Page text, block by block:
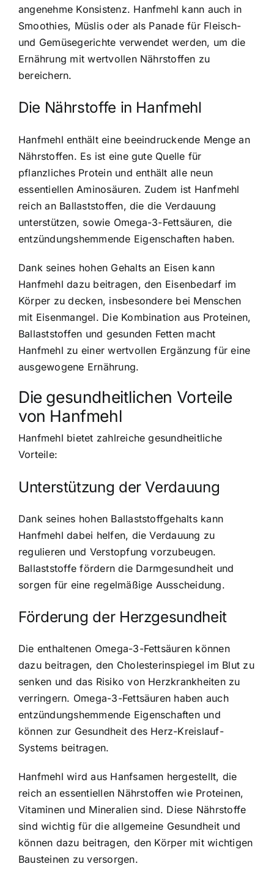
angenehme Konsistenz. Hanfmehl kann auch in
Smoothies, Müslis oder als Panade für Fleisch-
und Gemüsegerichte verwendet werden, um die
Ernährung mit wertvollen Nährstoffen zu
bereichern.
Die Nährstoffe in Hanfmehl
Hanfmehl enthält eine beeindruckende Menge an
Nährstoffen. Es ist eine gute Quelle für
pflanzliches Protein und enthält alle neun
essentiellen Aminosäuren. Zudem ist Hanfmehl
reich an Ballaststoffen, die die Verdauung
unterstützen, sowie Omega-3-Fettsäuren, die
entzündungshemmende Eigenschaften haben.
Dank seines hohen Gehalts an Eisen kann
Hanfmehl dazu beitragen, den Eisenbedarf im
Körper zu decken, insbesondere bei Menschen
mit Eisenmangel. Die Kombination aus Proteinen,
Ballaststoffen und gesunden Fetten macht
Hanfmehl zu einer wertvollen Ergänzung für eine
ausgewogene Ernährung.
Die gesundheitlichen Vorteile
von Hanfmehl
Hanfmehl bietet zahlreiche gesundheitliche
Vorteile:
Unterstützung der Verdauung
Dank seines hohen Ballaststoffgehalts kann
Hanfmehl dabei helfen, die Verdauung zu
regulieren und Verstopfung vorzubeugen.
Ballaststoffe fördern die Darmgesundheit und
sorgen für eine regelmäßige Ausscheidung.
Förderung der Herzgesundheit
Die enthaltenen Omega-3-Fettsäuren können
dazu beitragen, den Cholesterinspiegel im Blut zu
senken und das Risiko von Herzkrankheiten zu
verringern. Omega-3-Fettsäuren haben auch
entzündungshemmende Eigenschaften und
können zur Gesundheit des Herz-Kreislauf-
Systems beitragen.
Hanfmehl wird aus Hanfsamen hergestellt, die
reich an essentiellen Nährstoffen wie Proteinen,
Vitaminen und Mineralien sind. Diese Nährstoffe
sind wichtig für die allgemeine Gesundheit und
können dazu beitragen, den Körper mit wichtigen
Bausteinen zu versorgen.